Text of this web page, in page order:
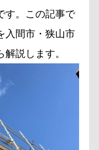
す。この記事で
入間市・狭山市
説します。